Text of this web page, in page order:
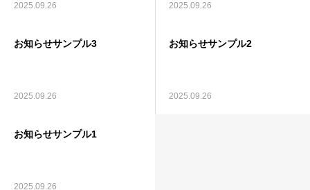
2025.09.26 2025.09.26
お知らせサンプル3
2025.09.26
お知らせサンプル2
2025.09.26
お知らせサンプル1
2025.09.26